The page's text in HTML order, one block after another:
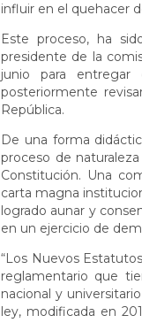
influir en el quehacer
Este proceso, ha
presidente de la
junio para
posteriormente
República.
De una forma
proceso de
Constitución. Una
carta magna
logrado aunar y
en un ejercicio de
“Los Nuevos
reglamentario que
nacional y
ley, modificada en